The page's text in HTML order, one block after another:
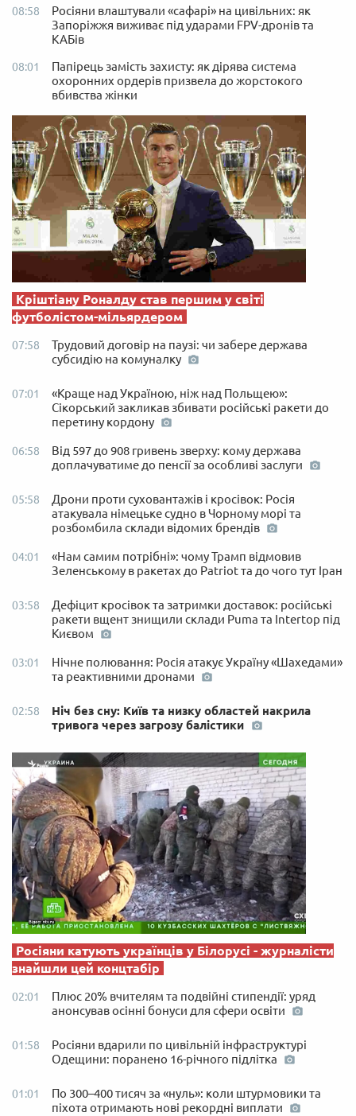
08:58
Росіяни влаштували «сафарі» на цивільних: як
Запоріжжя виживає під ударами FPV-дронів та
КАБів
08:01
Папірець замість захисту: як дірява система
охоронних ордерів призвела до жорстокого
вбивства жінки
Кріштіану Роналду став першим у світі
футболістом-мільярдером
07:58
Трудовий договір на паузі: чи забере держава
субсидію на комуналку
07:01
«Краще над Україною, ніж над Польщею»:
Сікорський закликав збивати російські ракети до
перетину кордону
06:58
Від 597 до 908 гривень зверху: кому держава
доплачуватиме до пенсії за особливі заслуги
05:58
Дрони проти суховантажів і кросівок: Росія
атакувала німецьке судно в Чорному морі та
розбомбила склади відомих брендів
04:01
«Нам самим потрібні»: чому Трамп відмовив
Зеленському в ракетах до Patriot та до чого тут Іран
03:58
Дефіцит кросівок та затримки доставок: російські
ракети вщент знищили склади Puma та Intertop під
Києвом
03:01
Нічне полювання: Росія атакує Україну «Шахедами»
та реактивними дронами
02:58
Ніч без сну: Київ та низку областей накрила
тривога через загрозу балістики
Росіяни катують українців у Білорусі - журналісти
знайшли цей концтабір
02:01
Плюс 20% вчителям та подвійні стипендії: уряд
анонсував осінні бонуси для сфери освіти
01:58
Росіяни вдарили по цивільній інфраструктурі
Одещини: поранено 16-річного підлітка
01:01
По 300–400 тисяч за «нуль»: коли штурмовики та
піхота отримають нові рекордні виплати